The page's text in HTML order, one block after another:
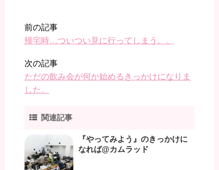
前の記事
帰宅時…ついつい見に行ってしまう。。
次の記事
ただの飲み会が何か始めるきっかけになりま
した。
関連記事
『やってみよう』のきっかけに
なれば@カムラッド